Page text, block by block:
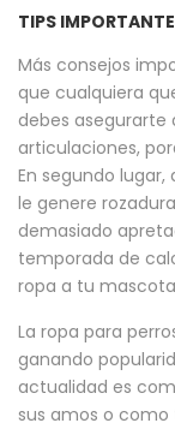
TIPS
Más consejos
que cualquiera
debes asegurarte
articulaciones,
En segundo
le genere
demasiado
temporada de
ropa a tu
La ropa para
ganando
actualidad es
sus amos o como